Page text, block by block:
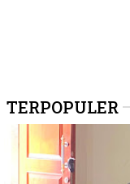
TERPOPULER